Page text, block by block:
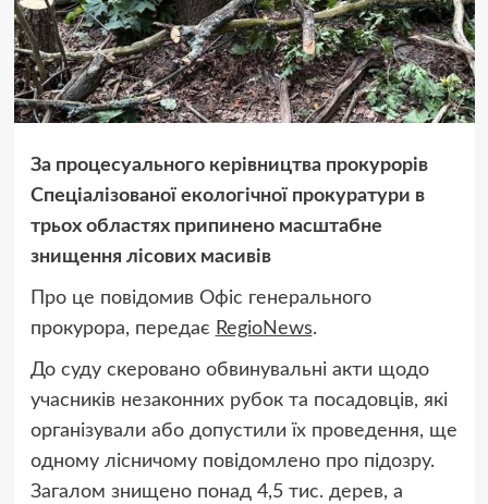
За процесуального керівництва прокурорів
Спеціалізованої екологічної прокуратури в
трьох областях припинено масштабне
знищення лісових масивів
Про це повідомив Офіс генерального
прокурора, передає RegioNews.
До суду скеровано обвинувальні акти щодо
учасників незаконних рубок та посадовців, які
організували або допустили їх проведення, ще
одному лісничому повідомлено про підозру.
Загалом знищено понад 4,5 тис. дерев, а